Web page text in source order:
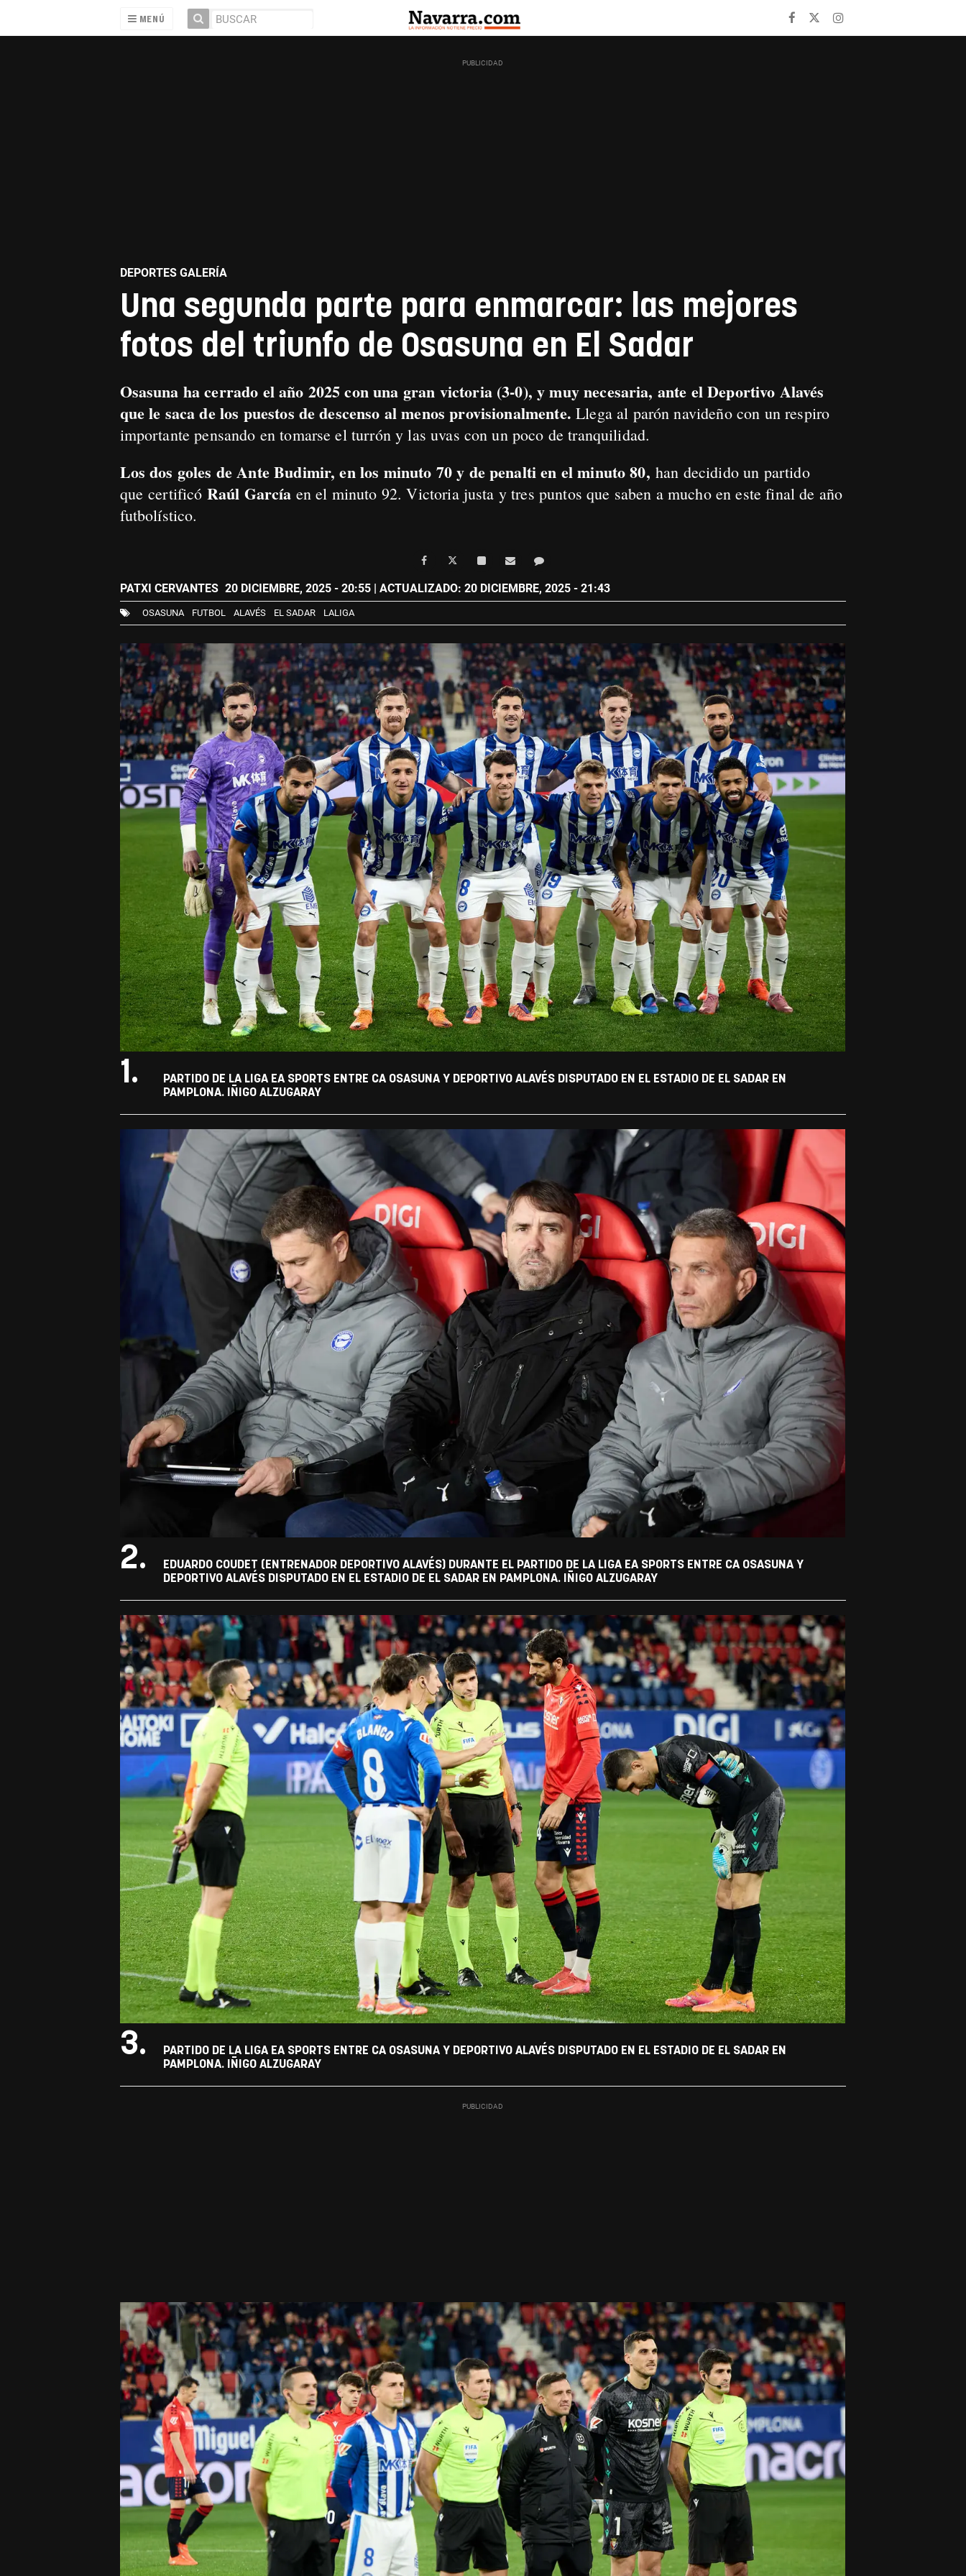
MENÚ
DEPORTES GALERÍA
Una segunda parte para enmarcar: las mejores
fotos del triunfo de Osasuna en El Sadar
Osasuna ha cerrado el año 2025 con una gran victoria (3-0), y muy necesaria, ante el Deportivo Alavés
que le saca de los puestos de descenso al menos provisionalmente. Llega al parón navideño con un respiro
importante pensando en tomarse el turrón y las uvas con un poco de tranquilidad.
Los dos goles de Ante Budimir, en los minuto 70 y de penalti en el minuto 80, han decidido un partido
que certificó Raúl García en el minuto 92. Victoria justa y tres puntos que saben a mucho en este final de año
futbolístico.
PATXI CERVANTES 20 DICIEMBRE, 2025 - 20:55| ACTUALIZADO: 20 DICIEMBRE, 2025 - 21:43
OSASUNA FUTBOL ALAVÉS EL SADAR LALIGA
1.
PARTIDO DE LA LIGA EA SPORTS ENTRE CA OSASUNA Y DEPORTIVO ALAVÉS DISPUTADO EN EL ESTADIO DE EL SADAR EN
PAMPLONA. IÑIGO ALZUGARAY
2.
EDUARDO COUDET (ENTRENADOR DEPORTIVO ALAVÉS) DURANTE EL PARTIDO DE LA LIGA EA SPORTS ENTRE CA OSASUNA Y
DEPORTIVO ALAVÉS DISPUTADO EN EL ESTADIO DE EL SADAR EN PAMPLONA. IÑIGO ALZUGARAY
3.
PARTIDO DE LA LIGA EA SPORTS ENTRE CA OSASUNA Y DEPORTIVO ALAVÉS DISPUTADO EN EL ESTADIO DE EL SADAR EN
PAMPLONA. IÑIGO ALZUGARAY